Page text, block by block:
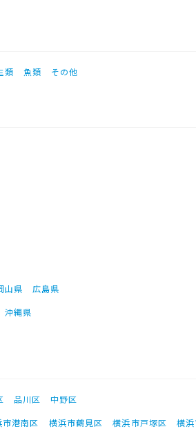
類 魚類 その他
山県
広島県
沖縄県
品川区
中野区
市港南区 横浜市鶴見区 横浜市戸塚区
横